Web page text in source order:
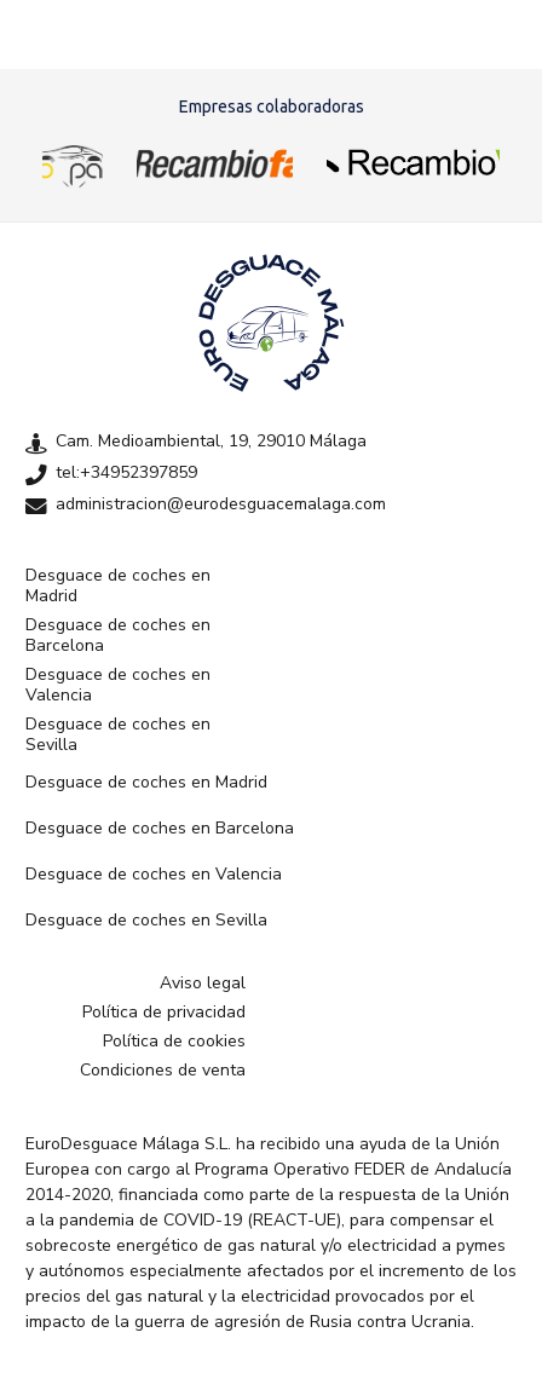
Empresas colaboradoras
Cam. Medioambiental, 19, 29010 Málaga
tel:+34952397859
administracion@eurodesguacemalaga.com
Desguace de coches en
Madrid
Desguace de coches en
Barcelona
Desguace de coches en
Valencia
Desguace de coches en
Sevilla
Desguace de coches en Madrid
Desguace de coches en Barcelona
Desguace de coches en Valencia
Desguace de coches en Sevilla
Aviso legal
Política de privacidad
Política de cookies
Condiciones de venta
EuroDesguace Málaga S.L. ha recibido una ayuda de la Unión
Europea con cargo al Programa Operativo FEDER de Andalucía
2014-2020, financiada como parte de la respuesta de la Unión
a la pandemia de COVID-19 (REACT-UE), para compensar el
sobrecoste energético de gas natural y/o electricidad a pymes
y autónomos especialmente afectados por el incremento de los
precios del gas natural y la electricidad provocados por el
impacto de la guerra de agresión de Rusia contra Ucrania.